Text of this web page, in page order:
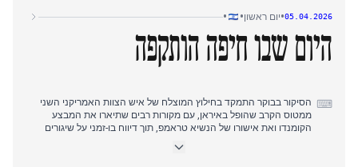
איראניים המשיכו לפגוע באזורים מרובים כולל ירושלים ואזור ים המלח.
בתקרית אש כוחותינו במהלך פעולה בדרום לבנון, עם מקורות רבים
המתארים את הזיהוי המוטעה שהוביל לירי.
05.04.2026
•יום ראשון•
•
היום שבו חיפה הותקפה
⌨ הסיקור בבוקר התמקד בחילוץ המוצלח של איש הצוות האמריקני השני
ממטוס הקרב שהופל באיראן, עם מקורות רבים שתיארו את המבצע
הקומנדו ואת אישורו של הנשיא טראמפ, תוך דיווח בו-זמני על שיגורים
בשעות אחר הצהריים המוקדמות עבר הדגש לאולטימטום הגובר של